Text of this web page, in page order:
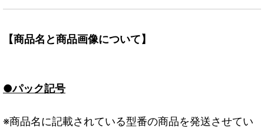
【商品名と商品画像について】
●パック記号
※商品名に記載されている型番の商品を発送させてい